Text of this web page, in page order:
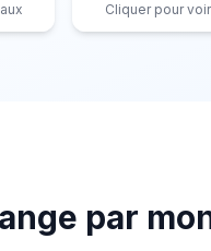
Cliquer pour
par